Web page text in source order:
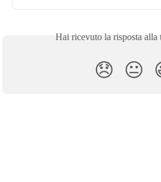
Hai ricevuto la risposta alla
😞 😐